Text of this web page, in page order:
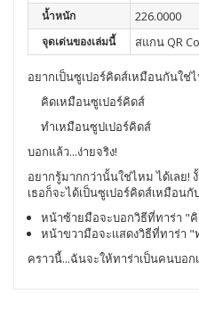
น้ำหนัก 226.0000
จุดเด่นของเล่มนี้ สแกน QR
อยากเป็นซูเปอร์คิดส์เหมือนกันใช่
คิดเหมือนซูเปอร์คิดส์
ทำเหมือนซูปเปอร์คิดส์
บอกแล้ว...ง่ายจริง!
อยากรู้มากกว่านั้นใช่ไหม ได้เลย!
เธอก็จะได้เป็นซูเปอร์คิดส์เหมือนกั
หน้าซ้ายมือจะบอกวิธีที่ทาร่า "
หน้าขวามือจะเเสดงวิธีที่ทาร่า
คราวนี้...ฉันจะให้ทาร่าเป็นคนบอก